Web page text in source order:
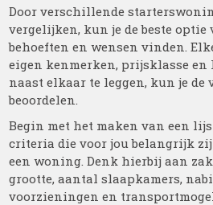
Door verschillende
vergelijken, kun je de beste optie
behoeften en wensen vinden.
eigen kenmerken, prijsklasse en
naast elkaar te leggen, kun je de
beoordelen.
Begin met het maken van een
criteria die voor jou belangrijk
een woning. Denk hierbij aan
grootte, aantal slaapkamers,
voorzieningen en